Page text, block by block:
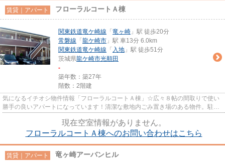
賃貸｜アパート フローラルコートＡ棟
関東鉄道竜ケ崎線 「 竜ヶ崎 」駅 徒歩20分
常磐線 「 龍ケ崎市 」駅 車13分 6.0km
関東鉄道竜ケ崎線 「 入地 」駅 徒歩51分
茨城県龍ケ崎市光順田
-
築年数：築27年
階数：2階建
気になるイチオシ物件情報「フローラルコートＡ棟」☆広々８帖の間取りで使い
勝手の良いアパートになっています！清潔な敷地内ごみ置き場のある物件。駐車
現在空室情報がありません。
フローラルコートＡ棟へのお問い合わせはこちら
賃貸｜アパート 竜ヶ崎アーバンヒル